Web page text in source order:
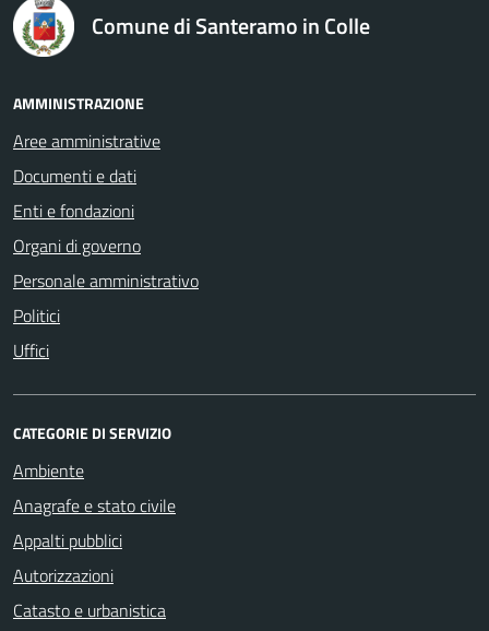
Comune di Santeramo in Colle
AMMINISTRAZIONE
Aree amministrative
Documenti e dati
Enti e fondazioni
Organi di governo
Personale amministrativo
Politici
Uffici
CATEGORIE DI SERVIZIO
Ambiente
Anagrafe e stato civile
Appalti pubblici
Autorizzazioni
Catasto e urbanistica